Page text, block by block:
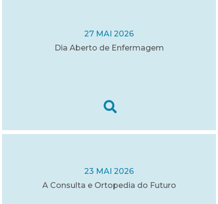
27 MAI 2026
Dia Aberto de Enfermagem
23 MAI 2026
A Consulta e Ortopedia do Futuro